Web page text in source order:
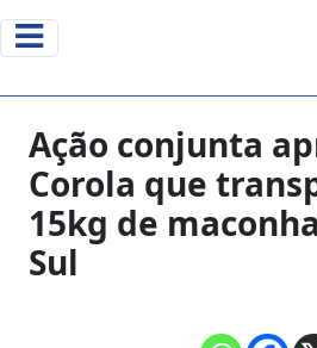
Ação conjunta
Corola que
15kg de
Sul